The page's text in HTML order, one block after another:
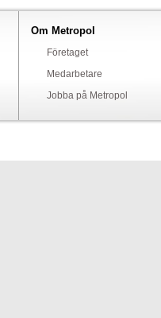
Om Metropol
Företaget
Medarbetare
Jobba på Metropol